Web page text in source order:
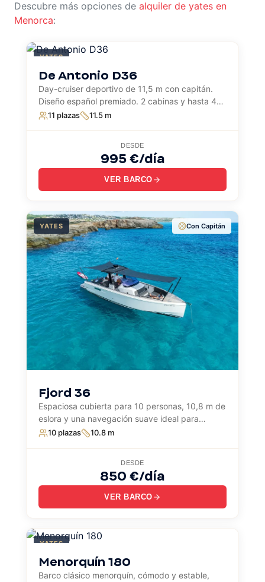
Descubre más opciones de alquiler de yates en
Menorca:
YATES
De Antonio D36
Day-cruiser deportivo de 11,5 m con capitán.
Diseño español premiado. 2 cabinas y hasta 45
nudos.
11 plazas 11.5 m
DESDE
995 €/día
VER BARCO
YATES Con Capitán
Fjord 36
Espaciosa cubierta para 10 personas, 10,8 m de
eslora y una navegación suave ideal para
explorar calas y costas con capitán. Perfecto
10 plazas 10.8 m
DESDE
850 €/día
VER BARCO
YATES
Menorquín 180
Barco clásico menorquín, cómodo y estable,